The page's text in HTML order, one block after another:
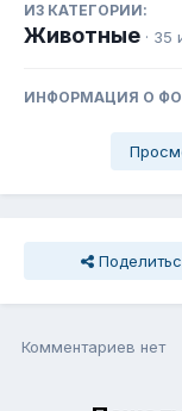
ИЗ КАТЕГОРИИ:
Животные · 35
ИНФОРМАЦИЯ О
Комментариев нет